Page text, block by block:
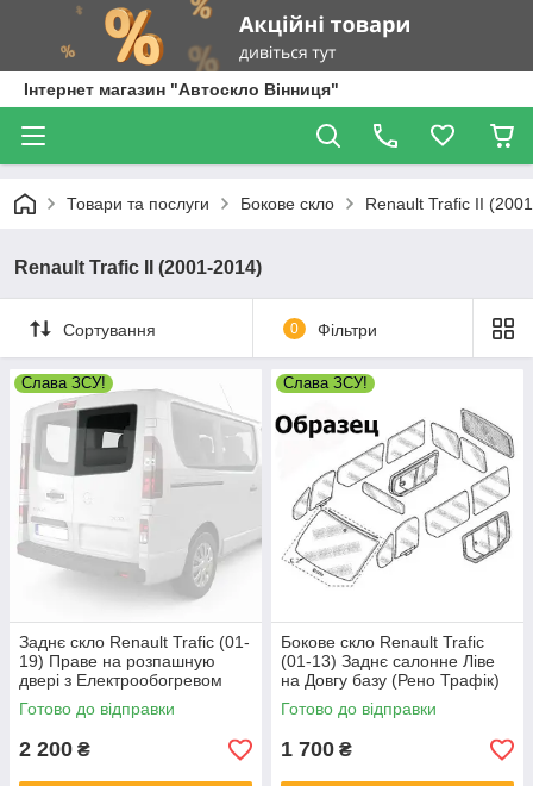
Інтернет магазин "Автоскло Вінниця"
Товари та послуги Бокове скло Renault Trafic II
Renault Trafic II (2001-2014)
Сортування 0 Фільтри
Слава ЗСУ!
Заднє скло Renault Trafic (01-
19) Праве на розпашную
двері з Електрообогревом
(Рено Трафік)
Готово до відправки
2 200 ₴
Слава ЗСУ!
Бокове скло Renault Trafic
(01-13) Заднє салонне Ліве
на Довгу базу (Рено Трафік)
Готово до відправки
1 700 ₴